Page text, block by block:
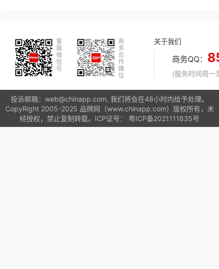
客
服
微
信
号
商
务
合
作
微
信
关于我们
商务QQ：
(服务时间周
投诉邮箱：web@chinapp.com, 我们将会在48小时内给予处理。
CopyRight 2005-2025 品牌网（www.chinapp.com）版权所有，未
经授权，禁止复制转载。ICP证号： 粤ICP备2021111835号